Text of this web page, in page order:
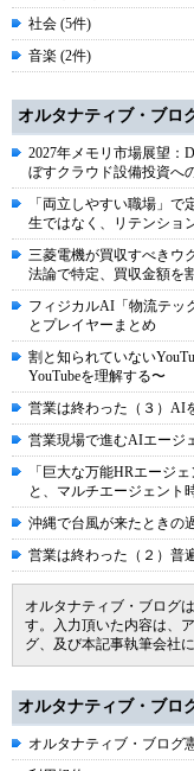
社会 (5件)
音楽 (2件)
オルタナティブ・ブロ
2027年メモリ市場展望：
ぼすクラウド設備投資へ
「両立しやすい職場」
生ではなく、リテンショ
三菱電機が買収すべきウ
法論で特定、買収金額を
フィジカルAI「物流テッ
とプレイヤーまとめ
割と知られていない
YouTubeを理解する〜
営業は終わった（３）AI
営業現場で進むAIエージ
「巨大な万能HRエージ
と、マルチエージェント
沖縄で台風が来たときの
営業は終わった（２）普
オルタナティブ・ブログ
す。入力頂いた内容は、
グ、及び本記事執筆会社
オルタナティブ・ブロ
オルタナティブ・ブログ